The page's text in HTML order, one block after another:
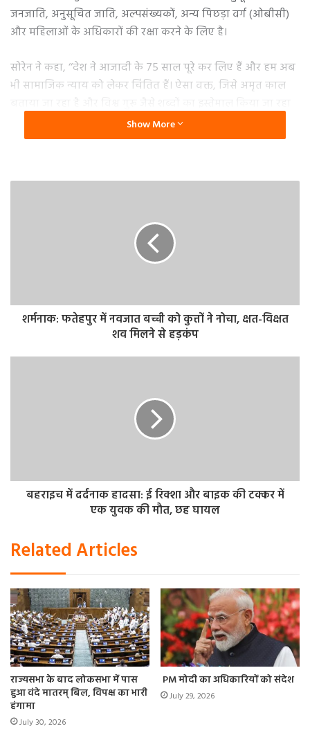
जनजाति, अनुसूचित जाति, अल्पसंख्यकों, अन्य पिछड़ा वर्ग (ओबीसी)
और महिलाओं के अधिकारों की रक्षा करने के लिए है।
सोरेन ने कहा, ‘‘देश ने आजादी के 75 साल पूरे कर लिए हैं और हम अब
भी सामाजिक न्याय को लेकर चिंतित हैं। ऐसा वक्त, जिसे अमृत काल
है, उसमें हम सामाजिक न्याय की मांग कर रहे हैं… वर्तमान में देश का
लोकतंत्र खतरे में है।’’
रही है। किसानों, मजदूरों, शिक्षित युवाओं को उनके अधिकारों से वंचित
किया जा रहा है… निश्चित तौर पर यह देश को पीछे ले जाने का संकेत
है। अभी रोजगार उपलब्ध कराने वाले सभी संस्थानों को बुरी तरह ढहाया
उन्होंने आरोप लगाया कि रेलवे और बैंकों जैसे संस्थानों को निजी हाथों
में सौंपा जा रहा है। मुख्यमंत्री ने आरोप लगाया कि पूर्ववर्ती भारतीय
जनता पार्टी (भाजपा) की सरकार ने ओबीसी आरक्षण को कम करने के
Show More
शर्मनाक: फतेहपुर में नवजात बच्ची को कुत्तों ने नोचा, क्षत-विक्षत
शव मिलने से हड़कंप
बहराइच में दर्दनाक हादसा: ई रिक्शा और बाइक की टक्कर में
एक युवक की मौत, छह घायल
Related Articles
राज्यसभा के बाद लोकसभा में पास
हुआ वंदे मातरम् बिल, विपक्ष का भारी
हंगामा
July 30, 2026
PM मोदी का अधिकारियों को संदेश
July 29, 2026